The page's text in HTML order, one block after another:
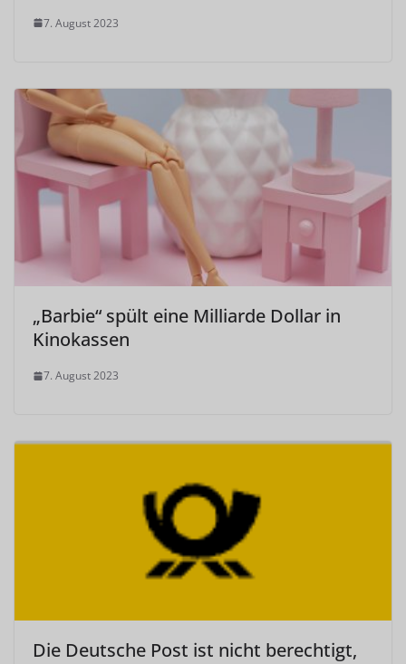
7. August 2023
„Barbie“ spült eine Milliarde Dollar in
Kinokassen
7. August 2023
Die Deutsche Post ist nicht berechtigt,